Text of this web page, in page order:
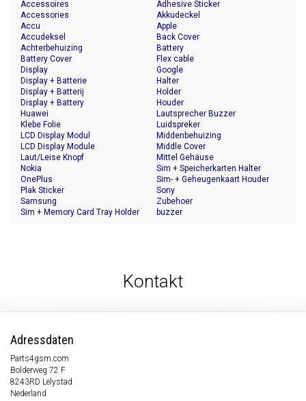
Accessoires
Accessories
Accu
Accudeksel
Achterbehuizing
Adhesive Sticker
Akkudeckel
Apple
Back Cover
Battery
Battery Cover
Display
Display + Batterie
Display + Batterij
Display + Battery
Flex cable
Google
Halter
Holder
Houder
Huawei
Klebe Folie
LCD Display Modul
LCD Display Module
Laut/Leise Knopf
Lautsprecher Buzzer
Luidspreker
Middenbehuizing
Middle Cover
Mittel Gehäuse
Nokia
OnePlus
Plak Sticker
Samsung
Sim + Memory Card Tray Holder
Sim + Speicherkarten Halter
Sim- + Geheugenkaart Houder
Sony
Zubehoer
buzzer
Kontakt
Adressdaten
Parts4gsm.com
Bolderweg 72 F
8243RD Lelystad
Nederland